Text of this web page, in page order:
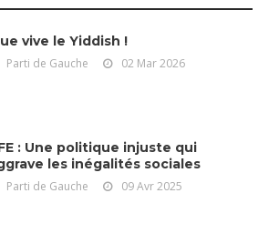
vive le Yiddish !
Parti de Gauche 02 Mar 2026
: Une politique injuste qui
les inégalités sociales
Parti de Gauche 09 Avr 2025